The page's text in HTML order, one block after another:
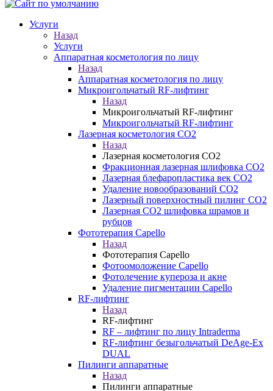
Услуги
Назад
Услуги
Аппаратная косметология по лицу
Назад
Аппаратная косметология по лицу
Микроигольчатый RF-лифтинг
Назад
Микроигольчатый RF-лифтинг
Микроигольчатый RF-лифтинг
Лазерная косметология CO2
Назад
Лазерная косметология CO2
Фракционная лазерная шлифовка CO2
Лазерная блефаропластика век CO2
Удаление новообразований CO2
Лазерный поверхностный пилинг СО2
Лазерная CO2 шлифовка шрамов и
рубцов
Фототерапия Capello
Назад
Фототерапия Capello
Фотоомоложение Capello
Фотолечение купероза и акне
Удаление пигментации Capello
RF-лифтинг
Назад
RF-лифтинг
RF – лифтинг по лицу Intraderma
RF-лифтинг безыгольчатый DeAge-Ex
DUAL
Пилинги аппаратные
Назад
Пилинги аппаратные